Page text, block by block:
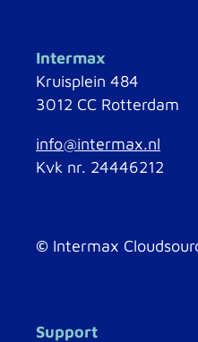
Intermax
Kruisplein 484
3012 CC Rotterdam
info@intermax.nl
Kvk nr. 24446212
© Intermax
Support